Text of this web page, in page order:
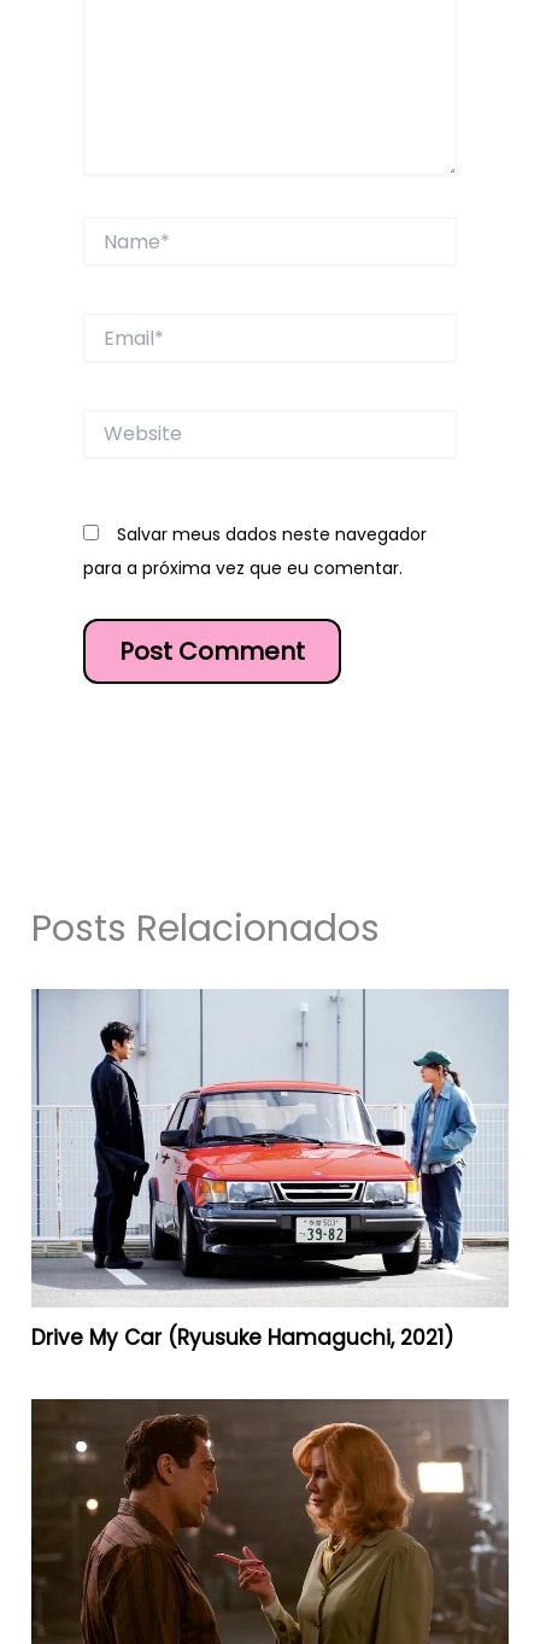
Website
Salvar meus dados neste navegador
para a próxima vez que eu comentar.
Posts Relacionados
Drive My Car (Ryusuke Hamaguchi, 2021)